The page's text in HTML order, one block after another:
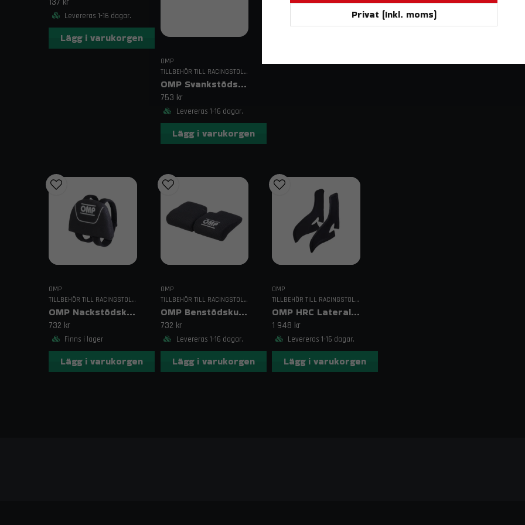
Rattar och annan motorsportutrustning
Levereras 1-16 dagar.
Lägg i varukorgen
OMP
TILLBEHÖR TILL RACINGSTOLAR
OMP Svankstödskudde med Kardborre
753 kr
Levereras 1-16 dagar.
Lägg i varukorgen
Levereras 1-16 dagar.
OMP
TILLBEHÖR TILL RACINGSTOLAR
OMP Nackstödskudde för WRC och HRC Racingstolar
732 kr
Finns i lager
Lägg i varukorgen
OMP
TILLBEHÖR TILL RACINGSTOLAR
OMP Benstödskudde Tvådelad
732 kr
Levereras 1-16 dagar.
Lägg i varukorgen
OMP
TILLBEHÖR TILL RACINGSTOLAR
OMP HRC Lateral Support Cushions
1 948 kr
Levereras 1-16 dagar.
Lägg i varukorgen
Privat (Inkl. moms)